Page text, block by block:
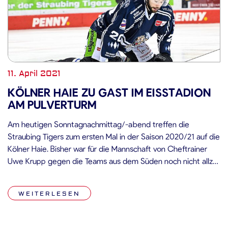
11. April 2021
KÖLNER HAIE ZU GAST IM EISSTADION
AM PULVERTURM
Am heutigen Sonntagnachmittag/-abend treffen die
Straubing Tigers zum ersten Mal in der Saison 2020/21 auf die
Kölner Haie. Bisher war für die Mannschaft von Cheftrainer
Uwe Krupp gegen die Teams aus dem Süden noch nicht allzu
Sieger hervor. Im April stehen für die […]
WEITERLESEN